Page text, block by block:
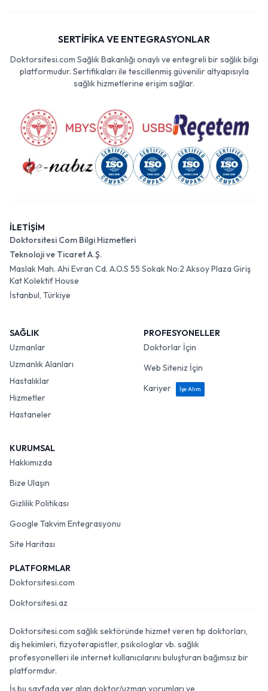
SERTİFİKA VE ENTEGRASYONLAR
Doktorsitesi.com Sağlık Bakanlığı onaylı ve entegreli bir sağlık bilgi
platformudur. Sertifikaları ile tescillenmiş güvenilir altyapısıyla
sağlık hizmetlerine erişim sağlar.
İLETİŞİM
Doktorsitesi Com Bilgi Hizmetleri
Teknoloji ve Ticaret A.Ş.
Maslak Mah. Ahi Evran Cd. A.O.S 55 Sokak No:2 Aksoy Plaza Giriş
Kat Kolektif House
İstanbul, Türkiye
SAĞLIK
Uzmanlar
Uzmanlık Alanları
Hastalıklar
Hizmetler
Hastaneler
PROFESYONELLER
Doktorlar İçin
Web Siteniz İçin
Kariyer
İşe Alım
KURUMSAL
Hakkımızda
Bize Ulaşın
Gizlilik Politikası
Google Takvim Entegrasyonu
Site Haritası
PLATFORMLAR
Doktorsitesi.com
Doktorsitesi.az
Doktorsitesi.com sağlık sektöründe hizmet veren tıp doktorları,
diş hekimleri, fizyoterapistler, psikologlar vb. sağlık
profesyonelleri ile internet kullanıcılarını buluşturan bağımsız bir
platformdur.
İş bu sayfada yer alan doktor/uzman yorumları ve